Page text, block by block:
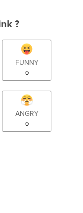
?
FUNNY
0
ANGRY
0